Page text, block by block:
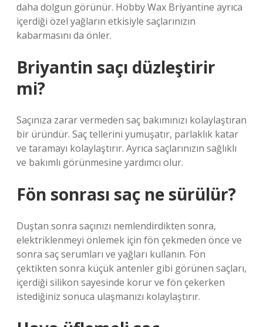
daha dolgun görünür. Hobby Wax Briyantine ayrıca
içerdiği özel yağların etkisiyle saçlarınızın
kabarmasını da önler.
Briyantin saçı düzleştirir
mi?
Saçınıza zarar vermeden saç bakımınızı kolaylaştıran
bir üründür. Saç tellerini yumuşatır, parlaklık katar
ve taramayı kolaylaştırır. Ayrıca saçlarınızın sağlıklı
ve bakımlı görünmesine yardımcı olur.
Fön sonrası saç ne sürülür?
Duştan sonra saçınızı nemlendirdikten sonra,
elektriklenmeyi önlemek için fön çekmeden önce ve
sonra saç serumları ve yağları kullanın. Fön
çektikten sonra küçük antenler gibi görünen saçları,
içerdiği silikon sayesinde korur ve fön çekerken
istediğiniz sonuca ulaşmanızı kolaylaştırır.